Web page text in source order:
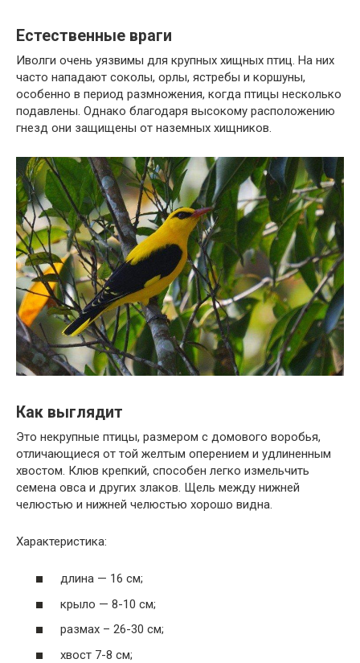
Естественные враги
Иволги очень уязвимы для крупных хищных птиц. На них
часто нападают соколы, орлы, ястребы и коршуны,
особенно в период размножения, когда птицы несколько
подавлены. Однако благодаря высокому расположению
гнезд они защищены от наземных хищников.
Как выглядит
Это некрупные птицы, размером с домового воробья,
отличающиеся от той желтым оперением и удлиненным
хвостом. Клюв крепкий, способен легко измельчить
семена овса и других злаков. Щель между нижней
челюстью и нижней челюстью хорошо видна.
Характеристика:
длина — 16 см;
крыло — 8-10 см;
размах – 26-30 см;
хвост 7-8 см;